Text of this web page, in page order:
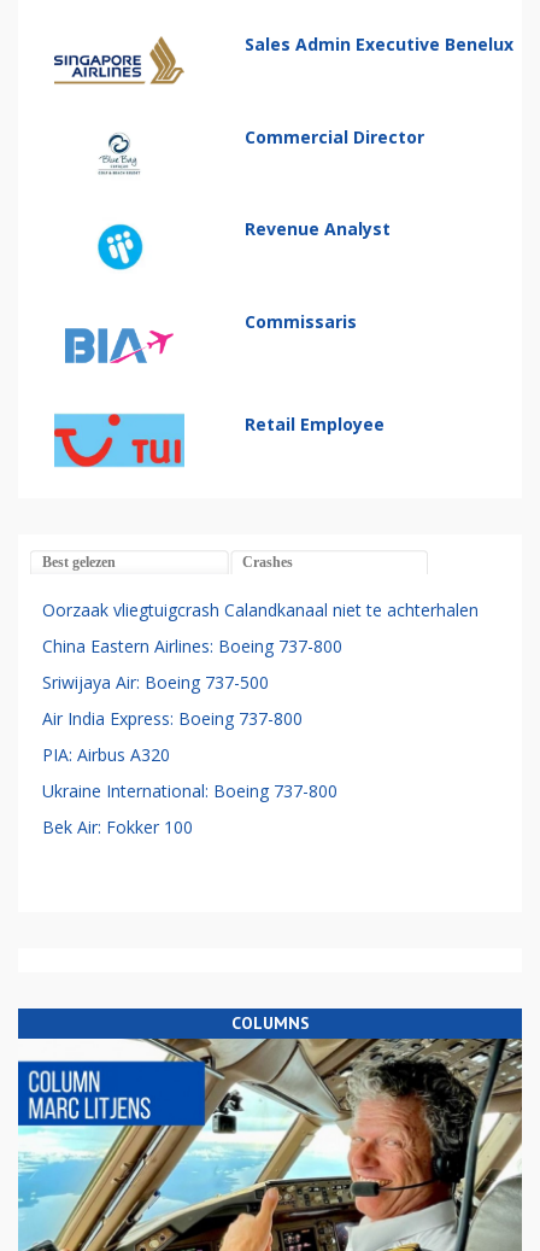
Sales Admin Executive Benelux
Commercial Director
Revenue Analyst
Commissaris
Retail Employee
Best gelezen Crashes
Oorzaak vliegtuigcrash Calandkanaal niet te achterhalen
China Eastern Airlines: Boeing 737-800
Sriwijaya Air: Boeing 737-500
Air India Express: Boeing 737-800
PIA: Airbus A320
Ukraine International: Boeing 737-800
Bek Air: Fokker 100
COLUMNS